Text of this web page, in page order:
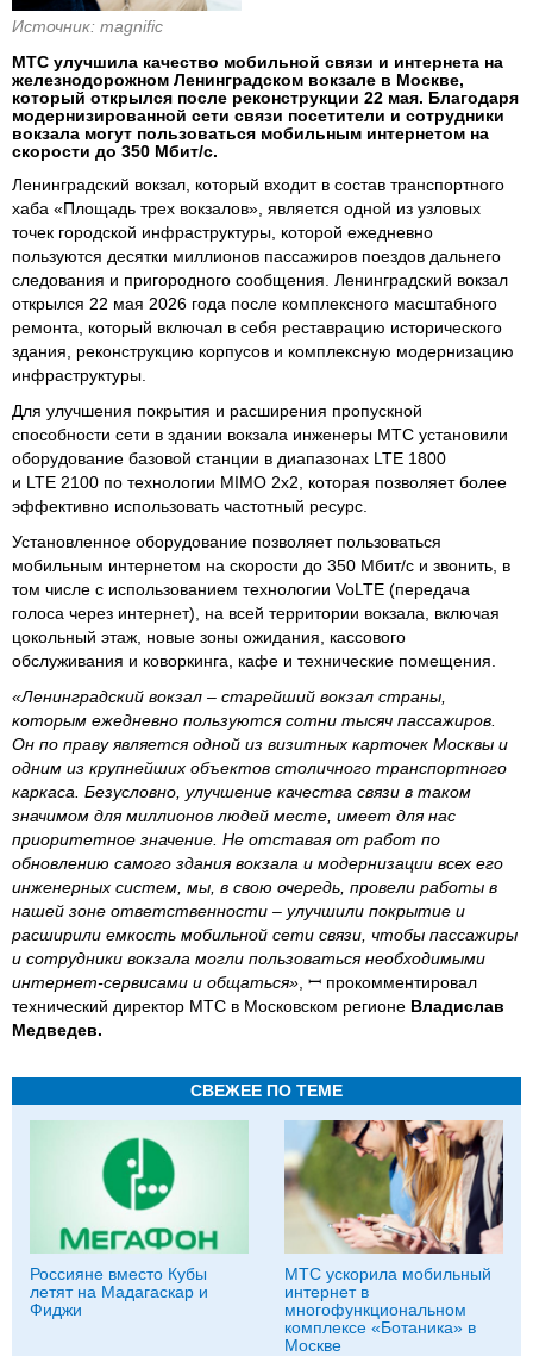
Источник: magnific
МТС улучшила качество мобильной связи и интернета на
железнодорожном Ленинградском вокзале в Москве,
который открылся после реконструкции 22 мая. Благодаря
модернизированной сети связи посетители и сотрудники
вокзала могут пользоваться мобильным интернетом на
скорости до 350 Мбит/с.
Ленинградский вокзал, который входит в состав транспортного
хаба «Площадь трех вокзалов», является одной из узловых
точек городской инфраструктуры, которой ежедневно
пользуются десятки миллионов пассажиров поездов дальнего
следования и пригородного сообщения. Ленинградский вокзал
открылся 22 мая 2026 года после комплексного масштабного
ремонта, который включал в себя реставрацию исторического
здания, реконструкцию корпусов и комплексную модернизацию
инфраструктуры.
Для улучшения покрытия и расширения пропускной
способности сети в здании вокзала инженеры МТС установили
оборудование базовой станции в диапазонах LTE 1800
и LTE 2100 по технологии MIMO 2x2, которая позволяет более
эффективно использовать частотный ресурс.
Установленное оборудование позволяет пользоваться
мобильным интернетом на скорости до 350 Мбит/с и звонить, в
том числе с использованием технологии VoLTE (передача
голоса через интернет), на всей территории вокзала, включая
цокольный этаж, новые зоны ожидания, кассового
обслуживания и коворкинга, кафе и технические помещения.
«Ленинградский вокзал – старейший вокзал страны,
которым ежедневно пользуются сотни тысяч пассажиров.
Он по праву является одной из визитных карточек Москвы и
одним из крупнейших объектов столичного транспортного
каркаса. Безусловно, улучшение качества связи в таком
значимом для миллионов людей месте, имеет для нас
приоритетное значение. Не отставая от работ по
обновлению самого здания вокзала и модернизации всех его
инженерных систем, мы, в свою очередь, провели работы в
нашей зоне ответственности – улучшили покрытие и
расширили емкость мобильной сети связи, чтобы пассажиры
и сотрудники вокзала могли пользоваться необходимыми
интернет-сервисами и общаться» , ꟷ прокомментировал
технический директор МТС в Московском регионе Владислав
Медведев.
СВЕЖЕЕ ПО ТЕМЕ
Россияне вместо Кубы
летят на Мадагаскар и
Фиджи
МТС ускорила мобильный
интернет в
многофункциональном
комплексе «Ботаника» в
Москве